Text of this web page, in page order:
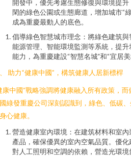
開發中，優先考慮生態修復與環境提
閑的綠色公園或生態廊道，增加城市“
成為重慶最動人的底色。
倡導綠色智慧城市理念：將綠色建筑
能源管理、智能環境監測等系統，提
能力，為重慶建設“智慧名城”和“宜居美
助力“健康中國”，構筑健康人居新標桿
康中國”戰略強調將健康融入所有政策，
綠發重慶公司深刻認識到，綠色、低碳
心健康。
營造健康室內環境：在建筑材料和室
產品，確保優異的室內空氣品質。優
對人工照明和空調的依賴，營造光環